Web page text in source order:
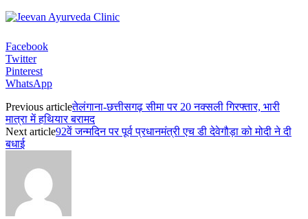
Facebook
Twitter
Pinterest
WhatsApp
Previous articleतेलंगाना-छत्तीसगढ़ सीमा पर 20 नक्सली गिरफ्तार, भारी
मात्रा में हथियार बरामद
Next article92वें जन्मदिन पर पूर्व प्रधानमंत्री एच डी देवेगौड़ा को मोदी ने दी
बधाई